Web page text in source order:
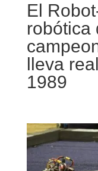
El
robótica
lleva
1989